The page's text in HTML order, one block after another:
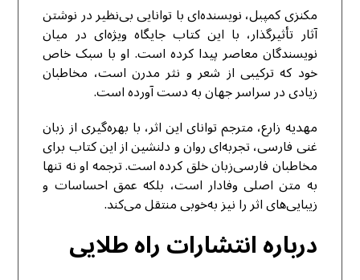
مکنزی کمپبل، نویسنده‌ای با توانایی بی‌نظیر در نوشتن
آثار تأثیرگذار، با این کتاب جایگاه ویژه‌ای در میان
نویسندگان معاصر پیدا کرده است. او با سبک خاص
خود که ترکیبی از شعر و نثر مدرن است، مخاطبان
زیادی در سراسر جهان به دست آورده است.
مهدیه زارع، مترجم توانای این اثر، با بهره‌گیری از زبان
غنی فارسی، تجربه‌ای روان و دلنشین از این کتاب برای
مخاطبان فارسی‌زبان خلق کرده است. ترجمه او نه تنها
به متن اصلی وفادار است، بلکه عمق احساسات و
زیبایی‌های اثر را نیز به‌خوبی منتقل می‌کند.
درباره انتشارات راه طلایی